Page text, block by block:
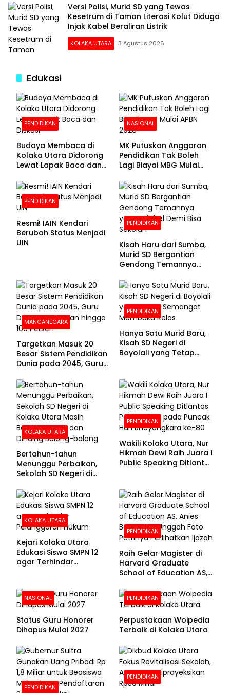
Versi Polisi, Murid SD yang Tewas
Kesetrum di Taman Literasi Kolut Diduga
Injak Kabel Beraliran Listrik
KOLAKA UTARA 3 Agustus 2026
Edukasi
PENDIDIKAN
Budaya Membaca di
Kolaka Utara Didorong
Lewat Lapak Baca dan
NASIONAL
MK Putuskan Anggaran
Pendidikan Tak Boleh
Lagi Biayai MBG Mulai
PENDIDIKAN
Resmi! IAIN Kendari
Berubah Status Menjadi
UIN
PENDIDIKAN
Kisah Haru dari Sumba,
Murid SD Bergantian
Gendong Temannya
Sekolah
MANCANEGARA
Targetkan Masuk 20
Besar Sistem Pendidikan
Dunia pada 2045, Guru
100 Persen
PENDIDIKAN
Hanya Satu Murid Baru,
Kisah SD Negeri di
Boyolali yang Tetap
KOLAKA UTARA
Bertahun-tahun
Menunggu Perbaikan,
Sekolah SD Negeri di
Beralas Tanah dan
Dinding Bolong-bolong
PENDIDIKAN
Wakili Kolaka Utara, Nur
Hikmah Dewi Raih Juara I
Public Speaking Ditlantas
Bhayangkara ke-80
KOLAKA UTARA
Kejari Kolaka Utara
Edukasi Siswa SMPN 12
agar Terhindar
PENDIDIKAN
Raih Gelar Magister di
Harvard Graduate
School of Education AS,
Foto Putrinya Perlihatkan
Ijazah
NASIONAL
Status Guru Honorer
Dihapus Mulai 2027
PENDIDIKAN
Perpustakaan Woipedia
Terbaik di Kolaka Utara
PENDIDIKAN
PENDIDIKAN